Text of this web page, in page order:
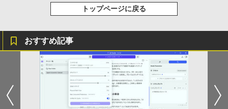
4
んのおうち（1～40巻） （0） [ 中脇 初
枝 ]
￥26,400
￥14,990
【2026年アップグレード版】AOKIMI ワイヤ
レスイヤホン bluetooth イヤホン V12 小型
軽量 ブルートゥースHi-Fi 最大36時間再生 ぶ
るーとゅーす コードレス ENCノイズキャン
セリング 自動ペアリング Type-C充電 マイク
付き 防水 タッチ式音量調整 スポーツ/通勤/通
学/WEB会議(ホワイト)
￥250
On My Road (Stadium ver.)
￥250
￥1,117
by Amazon 炭酸水 ラベルレス 500ml ×24本
強炭酸水 ペットボトル 500ミリリットル (Sm
art Basic)
￥1,625
￥594
HUNTER×HUNTER モノクロ版 39 (ジャンプ
コミックスDIGITAL)
￥572
トップページに戻る
おすすめ記事